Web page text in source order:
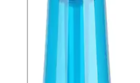
mahremiyeti kökten değiştiriyor.
tasarımı ve kullanıcı
İçin Robot Süpürge
Deneyimleri